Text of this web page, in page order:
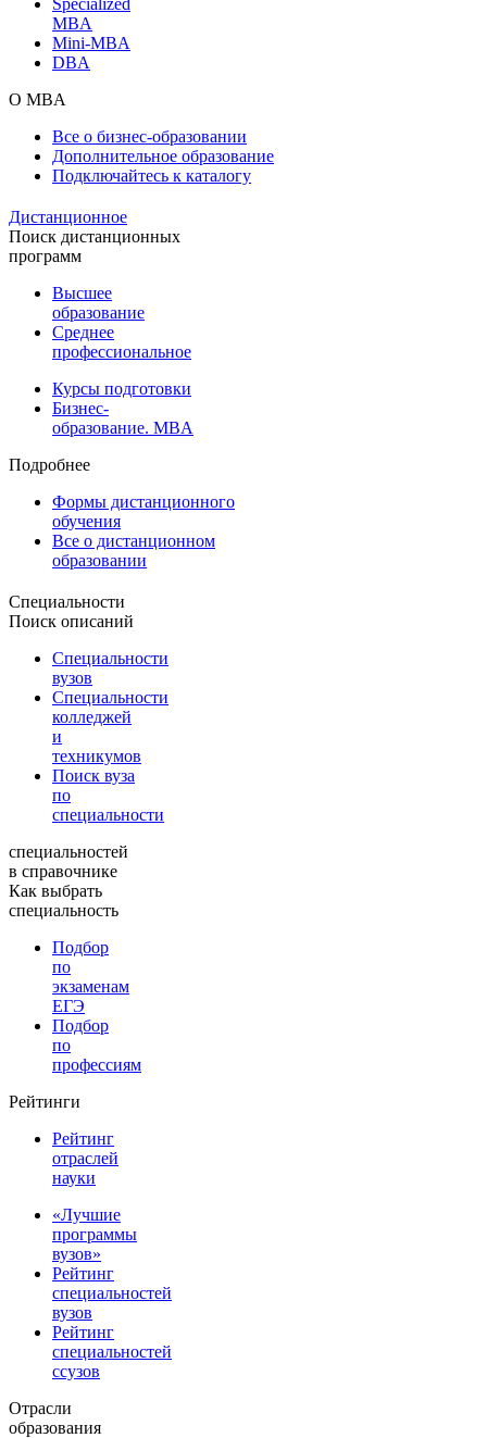
MBA
Mini-MBA
DBA
О MBA
Все о бизнес-образовании
Дополнительное образование
Подключайтесь к каталогу
Дистанционное
Поиск дистанционных
программ
Высшее
образование
Среднее
профессиональное
Курсы подготовки
Бизнес-
образование. MBA
Подробнее
Формы дистанционного
обучения
Все о дистанционном
образовании
Специальности
Поиск описаний
Специальности
вузов
Специальности
колледжей
и
техникумов
Поиск вуза
по
специальности
специальностей
в справочнике
Как выбрать
специальность
Подбор
по
экзаменам
ЕГЭ
Подбор
по
профессиям
Рейтинги
Рейтинг
отраслей
науки
«Лучшие
программы
вузов»
Рейтинг
специальностей
вузов
Рейтинг
специальностей
ссузов
Отрасли
образования